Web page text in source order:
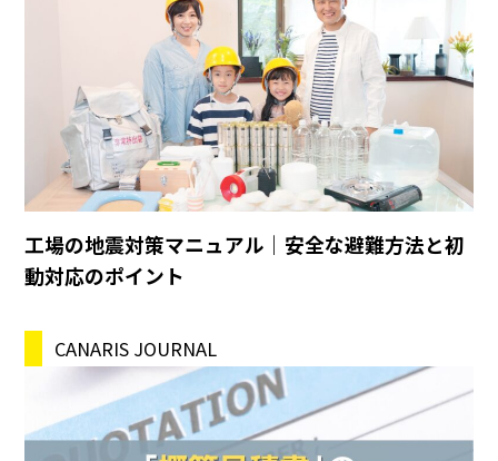
工場の地震対策マニュアル｜安全な避難方法と初
動対応のポイント
CANARIS JOURNAL